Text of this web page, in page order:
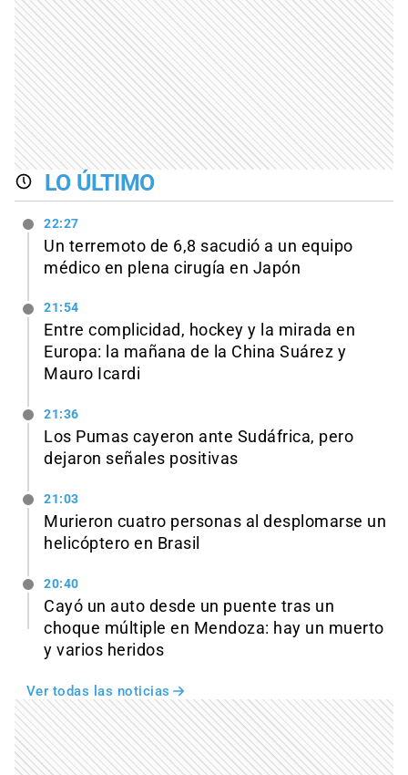
LO ÚLTIMO
22:27
Un terremoto de 6,8 sacudió a un equipo
médico en plena cirugía en Japón
21:54
Entre complicidad, hockey y la mirada en
Europa: la mañana de la China Suárez y
Mauro Icardi
21:36
Los Pumas cayeron ante Sudáfrica, pero
dejaron señales positivas
21:03
Murieron cuatro personas al desplomarse un
helicóptero en Brasil
20:40
Cayó un auto desde un puente tras un
choque múltiple en Mendoza: hay un muerto
y varios heridos
Ver todas las noticias